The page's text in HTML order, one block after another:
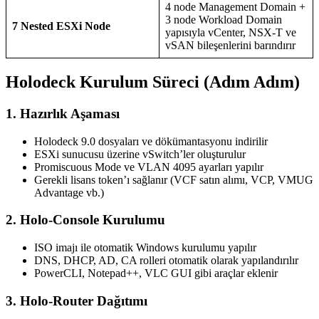
7 Nested ESXi Node
4 node Management Domain +
3 node Workload Domain
yapısıyla vCenter, NSX-T ve
vSAN bileşenlerini barındırır
Holodeck Kurulum Süreci (Adım Adım)
1. Hazırlık Aşaması
Holodeck 9.0 dosyaları ve dökümantasyonu indirilir
ESXi sunucusu üzerine vSwitch’ler oluşturulur
Promiscuous Mode ve VLAN 4095 ayarları yapılır
Gerekli lisans token’ı sağlanır (VCF satın alımı, VCP, VMUG
Advantage vb.)
2. Holo-Console Kurulumu
ISO imajı ile otomatik Windows kurulumu yapılır
DNS, DHCP, AD, CA rolleri otomatik olarak yapılandırılır
PowerCLI, Notepad++, VLC GUI gibi araçlar eklenir
3. Holo-Router Dağıtımı